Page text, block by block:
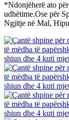
*Ndonjëherë ato
udhëtime.Ose për
Ngjitje në Mal,